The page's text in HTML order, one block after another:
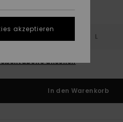
L
ansehen
In den Warenkorb
akzeptieren